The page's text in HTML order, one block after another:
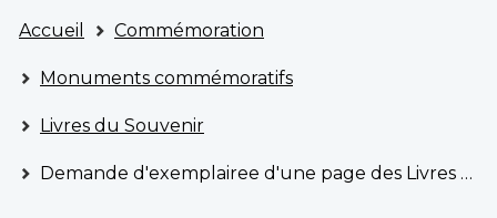
Dossier
ACC
êtes
ici
Accueil Commémoration
Monuments commémoratifs
Livres du Souvenir
Demande d'exemplairee d'une page des Livres du Souvenir